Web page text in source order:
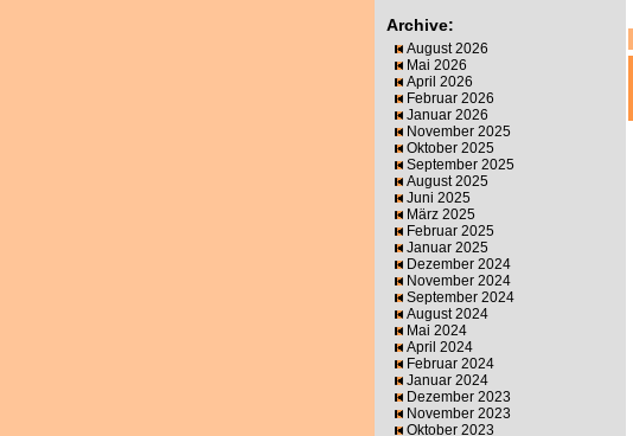
Archive:
August 2026
Mai 2026
April 2026
Februar 2026
Januar 2026
November 2025
Oktober 2025
September 2025
August 2025
Juni 2025
März 2025
Februar 2025
Januar 2025
Dezember 2024
November 2024
September 2024
August 2024
Mai 2024
April 2024
Februar 2024
Januar 2024
Dezember 2023
November 2023
Oktober 2023